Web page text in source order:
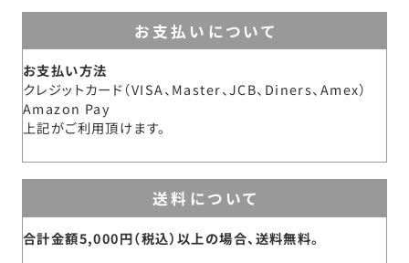
お支払いについて
お支払い方法
クレジットカード（VISA、Master、JCB、Diners、Amex）
Amazon Pay
上記がご利用頂けます。
送料について
合計金額5,000円（税込）以上の場合、送料無料。